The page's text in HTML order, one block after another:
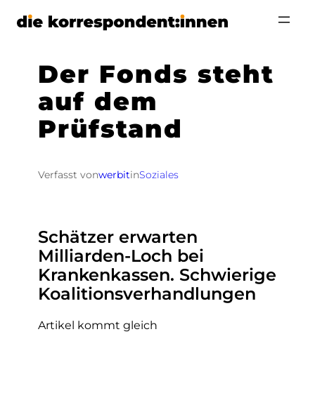
Zum
Der Fonds steht
auf dem
Prüfstand
Verfasst vonwerbitinSoziales
Schätzer erwarten
Milliarden-Loch bei
Krankenkassen. Schwierige
Koalitionsverhandlungen
Artikel kommt gleich